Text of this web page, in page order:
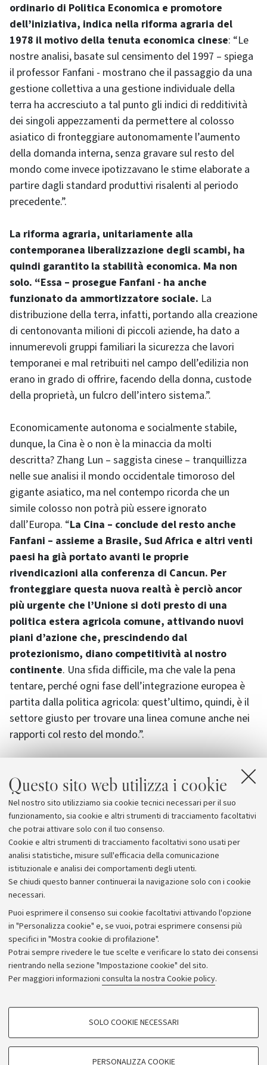
Questo sito web utilizza i cookie
Nel nostro sito utilizziamo sia cookie tecnici necessari per il suo
funzionamento, sia cookie e altri strumenti di tracciamento facoltativi
che potrai attivare solo con il tuo consenso.
Cookie e altri strumenti di tracciamento facoltativi sono usati per
analisi statistiche, misure sull'efficacia della comunicazione
istituzionale e analisi dei comportamenti degli utenti.
Se chiudi questo banner continuerai la navigazione solo con i cookie
necessari.
Puoi esprimere il consenso sui cookie facoltativi attivando l'opzione
in "Personalizza cookie" e, se vuoi, potrai esprimere consensi più
specifici in "Mostra cookie di profilazione".
Potrai sempre rivedere le tue scelte e verificare lo stato dei consensi
rientrando nella sezione "Impostazione cookie" del sito.
Per maggiori informazioni consulta la nostra Cookie policy.
COOKIE DI PROFILAZIONE - FACOLTATIVI
SOLO COOKIE NECESSARI
PERSONALIZZA COOKIE
ordinario di Politica Economica e promotore
dell’iniziativa, indica nella riforma agraria del
1978 il motivo della tenuta economica cinese: “Le
nostre analisi, basate sul censimento del 1997 – spiega
il professor Fanfani - mostrano che il passaggio da una
gestione collettiva a una gestione individuale della
terra ha accresciuto a tal punto gli indici di redditività
dei singoli appezzamenti da permettere al colosso
asiatico di fronteggiare autonomamente l’aumento
della domanda interna, senza gravare sul resto del
mondo come invece ipotizzavano le stime elaborate a
partire dagli standard produttivi risalenti al periodo
precedente.”.
La riforma agraria, unitariamente alla
contemporanea liberalizzazione degli scambi, ha
quindi garantito la stabilità economica. Ma non
solo. “Essa – prosegue Fanfani - ha anche
funzionato da ammortizzatore sociale. La
distribuzione della terra, infatti, portando alla creazione
di centonovanta milioni di piccoli aziende, ha dato a
innumerevoli gruppi familiari la sicurezza che lavori
temporanei e mal retribuiti nel campo dell’edilizia non
erano in grado di offrire, facendo della donna, custode
della proprietà, un fulcro dell’intero sistema.”.
Economicamente autonoma e socialmente stabile,
dunque, la Cina è o non è la minaccia da molti
descritta? Zhang Lun – saggista cinese – tranquillizza
nelle sue analisi il mondo occidentale timoroso del
gigante asiatico, ma nel contempo ricorda che un
simile colosso non potrà più essere ignorato
dall’Europa. “La Cina – conclude del resto anche
Fanfani – assieme a Brasile, Sud Africa e altri venti
paesi ha già portato avanti le proprie
rivendicazioni alla conferenza di Cancun. Per
fronteggiare questa nuova realtà è perciò ancor
più urgente che l’Unione si doti presto di una
politica estera agricola comune, attivando nuovi
piani d’azione che, prescindendo dal
protezionismo, diano competitività al nostro
continente. Una sfida difficile, ma che vale la pena
tentare, perché ogni fase dell’integrazione europea è
partita dalla politica agricola: quest’ultimo, quindi, è il
settore giusto per trovare una linea comune anche nei
rapporti col resto del mondo.”.
Allegati
Seminario su Cina Rurale del 26 nov. 2003
Archivio
Comunicati stampa
Redazione
Rassegna stampa